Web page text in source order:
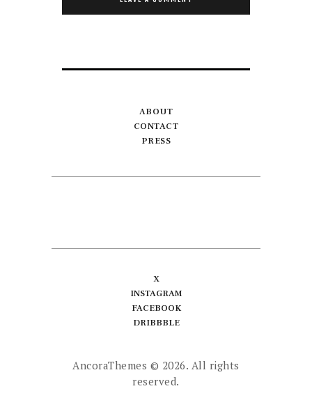
ABOUT
CONTACT
PRESS
X
INSTAGRAM
FACEBOOK
DRIBBBLE
AncoraThemes © 2026. All rights
reserved.